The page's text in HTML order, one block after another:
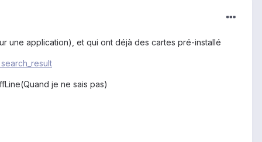
une application), et qui ont déjà des cartes pré-installé
je ne sais pas)